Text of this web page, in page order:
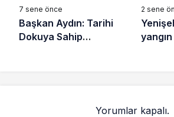
7 sene önce
Başkan Aydın: Tarihi
Dokuya Sahip
2 sene
yangın
Yorumlar kapalı.